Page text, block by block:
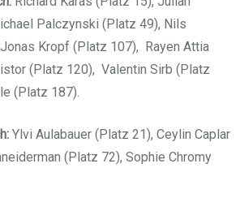
Palczynski (Platz 49), Nils
Kropf (Platz 107), Rayen Attia
(Platz 120), Valentin Sirb (Platz
(Platz 187).
Ylvi Aulabauer (Platz 21), Ceylin Caplar
(Platz 72), Sophie Chromy